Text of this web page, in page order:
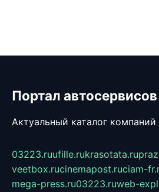
Портал
Актуальный каталог
03223.ruufille.rukrasotata.ru
veetbox.rucinemapost.ruciam-
mega-press.ru03223.ruweb-